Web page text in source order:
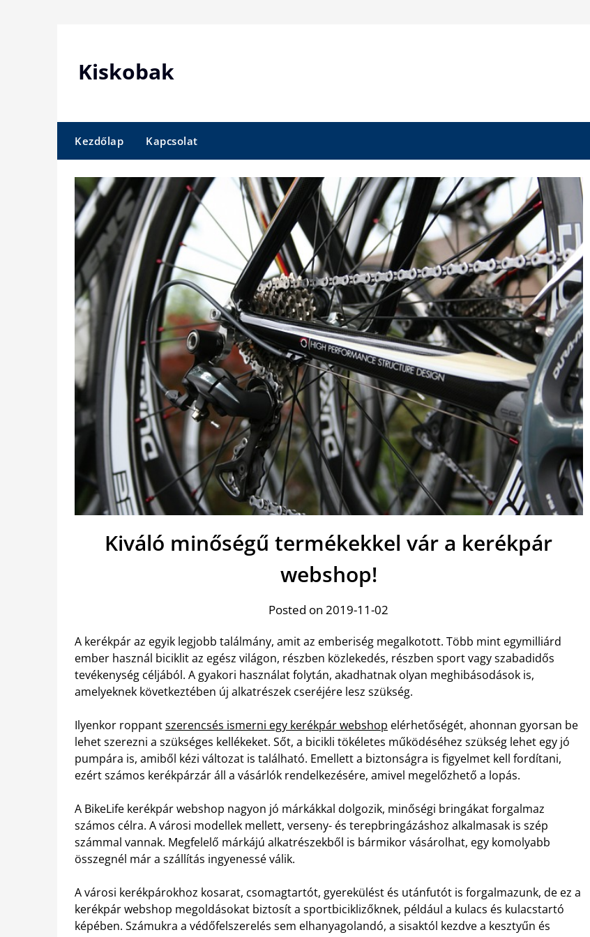
Kiskobak
Kezdőlap Kapcsolat
Kiváló minőségű termékekkel vár a kerékpár
webshop!
Posted on 2019-11-02
A kerékpár az egyik legjobb találmány, amit az emberiség megalkotott. Több mint egymilliárd
ember használ biciklit az egész világon, részben közlekedés, részben sport vagy szabadidős
tevékenység céljából. A gyakori használat folytán, akadhatnak olyan meghibásodások is,
amelyeknek következtében új alkatrészek cseréjére lesz szükség.
Ilyenkor roppantszerencsés ismerni egy kerékpár webshop elérhetőségét, ahonnan gyorsan be
lehet szerezni a szükséges kellékeket. Sőt, a bicikli tökéletes működéséhez szükség lehet egy jó
pumpára is, amiből kézi változat is található. Emellett a biztonságra is figyelmet kell fordítani,
ezért számos kerékpárzár áll a vásárlók rendelkezésére, amivel megelőzhető a lopás.
A BikeLife kerékpár webshop nagyon jó márkákkal dolgozik, minőségi bringákat forgalmaz
számos célra. A városi modellek mellett, verseny- és terepbringázáshoz alkalmasak is szép
számmal vannak. Megfelelő márkájú alkatrészekből is bármikor vásárolhat, egy komolyabb
összegnél már a szállítás ingyenessé válik.
A városi kerékpárokhoz kosarat, csomagtartót, gyerekülést és utánfutót is forgalmazunk, de ez a
kerékpár webshop megoldásokat biztosít a sportbiciklizőknek, például a kulacs és kulacstartó
képében. Számukra a védőfelszerelés sem elhanyagolandó, a sisaktól kezdve a kesztyűn és